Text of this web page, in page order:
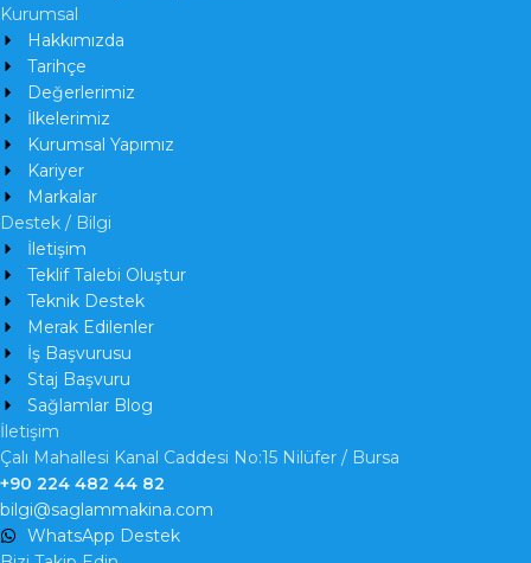
Kurumsal
Hakkımızda
Tarihçe
Değerlerimiz
İlkelerimiz
Kurumsal Yapımız
Kariyer
Markalar
Destek / Bilgi
İletişim
Teklif Talebi Oluştur
Teknik Destek
Merak Edilenler
İş Başvurusu
Staj Başvuru
Sağlamlar Blog
İletişim
Çalı Mahallesi Kanal Caddesi No:15 Nilüfer / Bursa
+90 224 482 44 82
bilgi@saglammakina.com
WhatsApp Destek